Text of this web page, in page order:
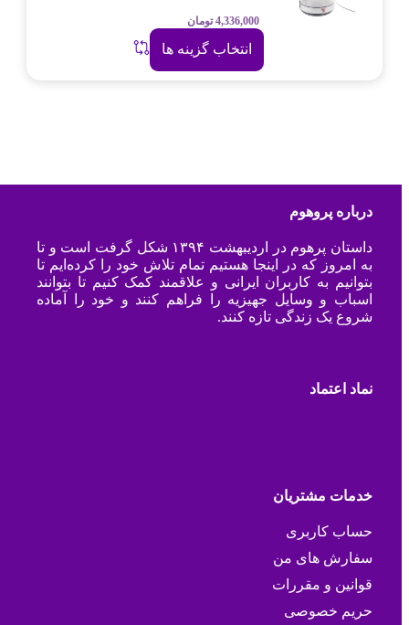
4,336,000 تومان
انتخاب گزینه ها
درباره پروهوم
داستان پرهوم در اردیبهشت ۱۳۹۴ شکل گرفت است و تا
به امروز که در اینجا هستیم تمام تلاش خود را کرده‌ایم تا
بتوانیم به کاربران ایرانی و علاقمند کمک کنیم تا بتوانند
اسباب و وسایل جهیزیه را فراهم کنند و خود را آماده
شروع یک زندگی تازه کنند.
نماد اعتماد
خدمات مشتریان
حساب کاربری
سفارش های من
قوانین و مقررات
حریم خصوصی